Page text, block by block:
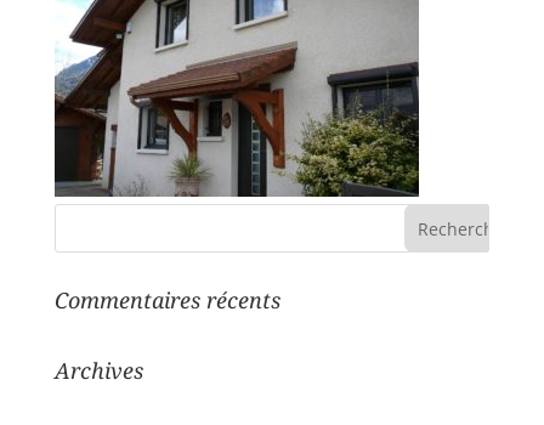
Commentaires récents
Archives